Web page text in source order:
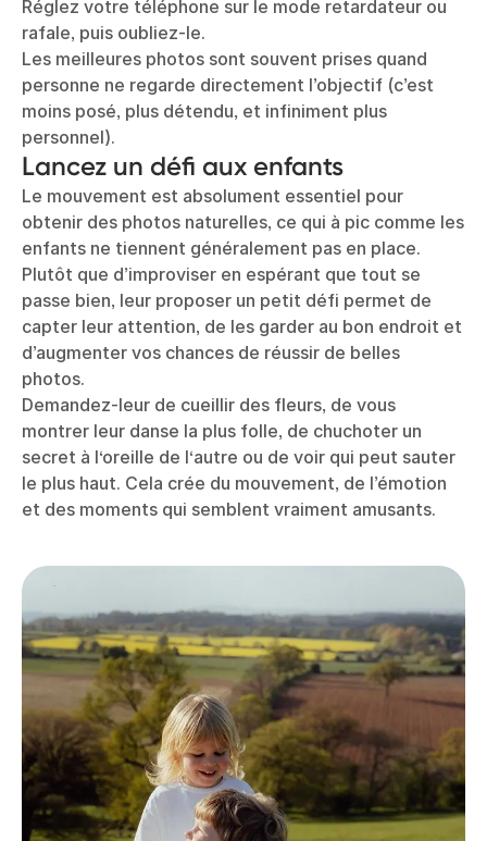
Réglez votre téléphone sur le mode retardateur ou
rafale, puis oubliez-le.
Les meilleures photos sont souvent prises quand
personne ne regarde directement l’objectif (c’est
moins posé, plus détendu, et infiniment plus
personnel).
Lancez un défi aux enfants
Le mouvement est absolument essentiel pour
obtenir des photos naturelles, ce qui à pic comme les
enfants ne tiennent généralement pas en place.
Plutôt que d’improviser en espérant que tout se
passe bien, leur proposer un petit défi permet de
capter leur attention, de les garder au bon endroit et
d’augmenter vos chances de réussir de belles
photos.
Demandez-leur de cueillir des fleurs, de vous
montrer leur danse la plus folle, de chuchoter un
secret à l‘oreille de l‘autre ou de voir qui peut sauter
le plus haut. Cela crée du mouvement, de l’émotion
et des moments qui semblent vraiment amusants.